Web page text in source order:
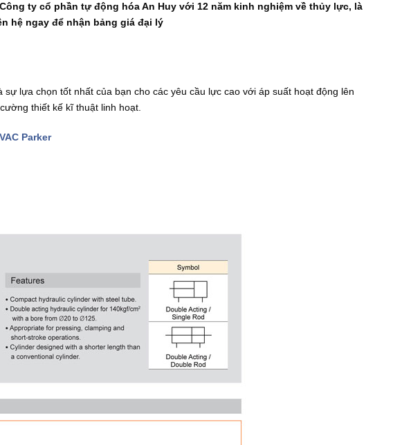
ty cổ phần tự động hóa An Huy với 12 năm kinh nghiệm về thủy lực, là
hệ ngay để nhận bảng giá đại lý
lựa chọn tốt nhất của bạn cho các yêu cầu lực cao với áp suất hoạt động lên
thiết kế kĩ thuật linh hoạt.
Parker